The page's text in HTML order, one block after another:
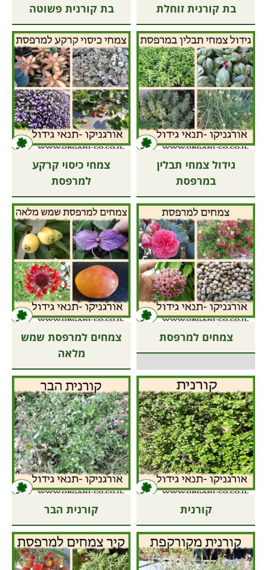
בת קורנית זוחלת בת קורנית פשוטה
גידול צמחי תבלין
במרפסת
צמחי כיסוי קרקע
למרפסת
צמחים למרפסת
צמחים למרפסת שמש
מלאה
קורנית קורנית הבר